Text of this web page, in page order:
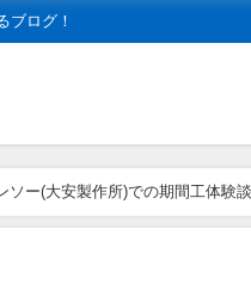
ブログ！
ソー(大安製作所)での期間工体験